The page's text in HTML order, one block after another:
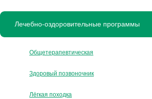
Лечебно-оздоровительные программы
Общетерапевтическая
Здоровый позвоночник
Лёгкая походка